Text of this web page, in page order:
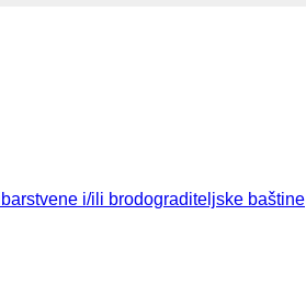
i/ili brodograditeljske baštine